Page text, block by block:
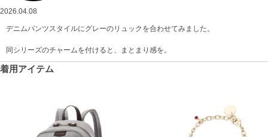
2026.04.08
デニムパンツスタイルにグレーのリュックを合わせてみました。
同シリーズのチャームを付けると、まとまり感を。
着用アイテム